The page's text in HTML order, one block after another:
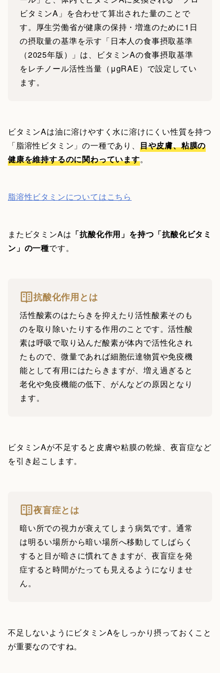
ビタミンA」を合わせて算出された量のことで
す。厚生労働省が健康の保持・増進のために1日
の摂取量の基準を示す「日本人の食事摂取基準
（2025年版）」は、ビタミンAの食事摂取基準
をレチノール活性当量（μgRAE）で設定してい
ます。
ビタミンAは油に溶けやすく水に溶けにくい性質を持つ
「脂溶性ビタミン」の一種であり、 目や皮膚、粘膜の
健康を維持するのに関わっています。
脂溶性ビタミンについてはこちら
またビタミンAは 「抗酸化作用」を持つ「抗酸化ビタミ
ン」の一種です。
抗酸化作用とは
活性酸素のはたらきを抑えたり活性酸素そのも
のを取り除いたりする作用のことです。活性酸
素は呼吸で取り込んだ酸素が体内で活性化され
たもので、微量であれば細胞伝達物質や免疫機
能として有用にはたらきますが、増え過ぎると
老化や免疫機能の低下、がんなどの原因となり
ます。
ビタミンAが不足すると皮膚や粘膜の乾燥、夜盲症など
を引き起こします。
夜盲症とは
暗い所での視力が衰えてしまう病気です。通常
は明るい場所から暗い場所へ移動してしばらく
すると目が暗さに慣れてきますが、夜盲症を発
症すると時間がたっても見えるようになりませ
ん。
不足しないようにビタミンAをしっかり摂っておくこと
が重要なのですね。